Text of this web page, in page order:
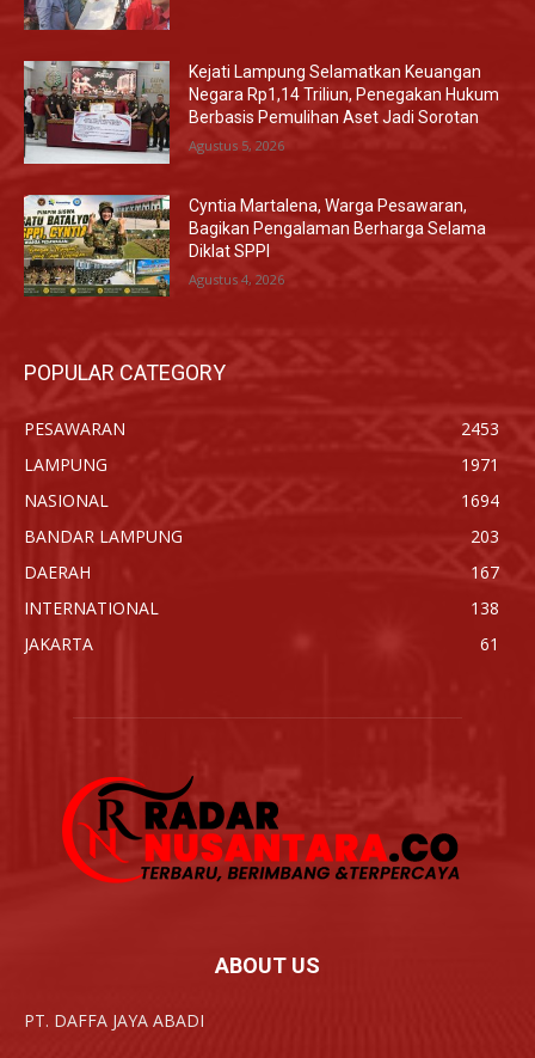
Kejati Lampung Selamatkan Keuangan
Negara Rp1,14 Triliun, Penegakan Hukum
Berbasis Pemulihan Aset Jadi Sorotan
Agustus 5, 2026
Cyntia Martalena, Warga Pesawaran,
Bagikan Pengalaman Berharga Selama
Diklat SPPI
Agustus 4, 2026
POPULAR CATEGORY
PESAWARAN
2453
LAMPUNG
1971
NASIONAL
1694
BANDAR LAMPUNG
203
DAERAH
167
INTERNATIONAL
138
JAKARTA
61
ABOUT US
PT. DAFFA JAYA ABADI